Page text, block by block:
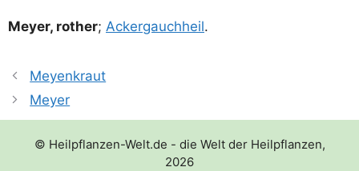
Mey­er, rother; Acker­gauch­heil.
Meyenkraut
Meyer
© Heilpflanzen-Welt.de - die Welt der Heilpflanzen,
2026